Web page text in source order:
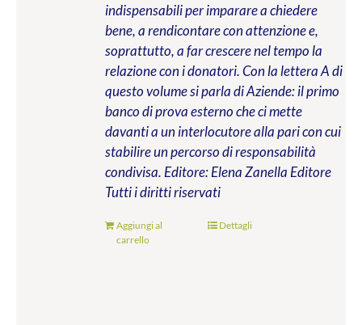
indispensabili per imparare a chiedere
bene, a rendicontare con attenzione e,
soprattutto, a far crescere nel tempo la
relazione con i donatori. Con la lettera A di
questo volume si parla di Aziende: il primo
banco di prova esterno che ci mette
davanti a un interlocutore alla pari con cui
stabilire un percorso di responsabilità
condivisa. Editore: Elena Zanella Editore
Tutti i diritti riservati
Aggiungi al
carrello
Dettagli